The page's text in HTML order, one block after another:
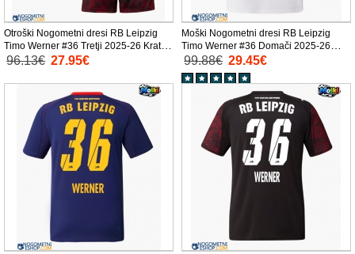
Otroški Nogometni dresi RB Leipzig
Timo Werner #36 Tretji 2025-26 Kratek
Rokav (+ Kratke hlače)
96.13€ 27.95€
Moški Nogometni dresi RB Leipzig
Timo Werner #36 Domači 2025-26
Kratek Rokav
99.88€ 29.45€